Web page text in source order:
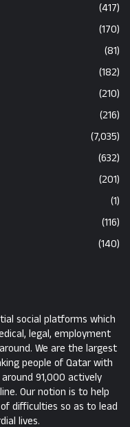
(417)
(170)
(81)
(182)
(210)
(216)
(7,035)
(632)
(201)
(1)
(116)
(140)
social platforms which
legal, employment
We are the largest
people of Qatar with
91,000 actively
Our notion is to help
difficulties so as to lead
lives.